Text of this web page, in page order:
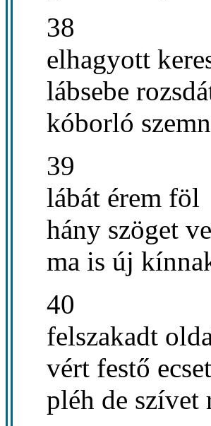
38
elhagyott
lábsebe
kóborló
39
lábát érem föl
hány szöget
ma is új
40
felszakadt
vért festő
pléh de szívet